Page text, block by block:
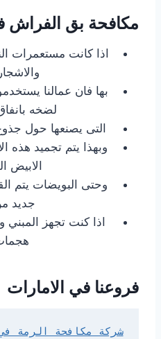
مكافحة بق الفراش
اذا كانت مستعمرات
بها فان عمالنا
لضخه
التى يصنعها حول
وبهذا يتم تجميد هذه
الابيض
وحتى البويضات يتم
جديد
اذا كنت تجهز
فروعنا في الامارات
شركة مكافحة الرمة